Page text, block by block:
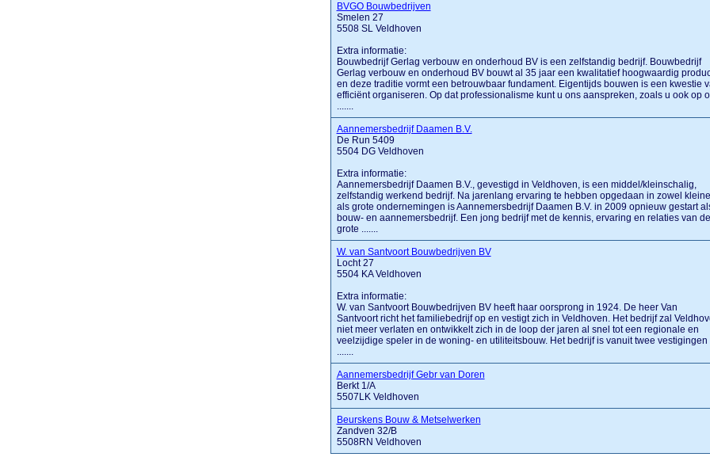
BVGO Bouwbedrijven
Smelen 27
5508 SL Veldhoven
Extra informatie:
Bouwbedrijf Gerlag verbouw en onderhoud BV is een zelfstandig bedrijf. Bouwbedrijf
Gerlag verbouw en onderhoud BV bouwt al 35 jaar een kwalitatief hoogwaardig
en deze traditie vormt een betrouwbaar fundament. Eigentijds bouwen is een kwestie
efficiënt organiseren. Op dat professionalisme kunt u ons aanspreken, zoals u ook op
.......
Aannemersbedrijf Daamen B.V.
De Run 5409
5504 DG Veldhoven
Extra informatie:
Aannemersbedrijf Daamen B.V., gevestigd in Veldhoven, is een middel/kleinschalig,
zelfstandig werkend bedrijf. Na jarenlang ervaring te hebben opgedaan in zowel kleine
als grote ondernemingen is Aannemersbedrijf Daamen B.V. in 2009 opnieuw gestart
bouw- en aannemersbedrijf. Een jong bedrijf met de kennis, ervaring en relaties van de
grote .......
W. van Santvoort Bouwbedrijven BV
Locht 27
5504 KA Veldhoven
Extra informatie:
W. van Santvoort Bouwbedrijven BV heeft haar oorsprong in 1924. De heer Van
Santvoort richt het familiebedrijf op en vestigt zich in Veldhoven. Het bedrijf zal
niet meer verlaten en ontwikkelt zich in de loop der jaren al snel tot een regionale en
veelzijdige speler in de woning- en utiliteitsbouw. Het bedrijf is vanuit twee vestigingen
.......
Aannemersbedrijf Gebr van Doren
Berkt 1/A
5507LK Veldhoven
Beurskens Bouw & Metselwerken
Zandven 32/B
5508RN Veldhoven